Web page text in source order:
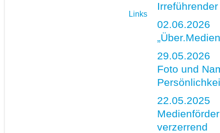
Links
02.06.2026
29.05.2026
Foto und
22.05.2025
verzerrend